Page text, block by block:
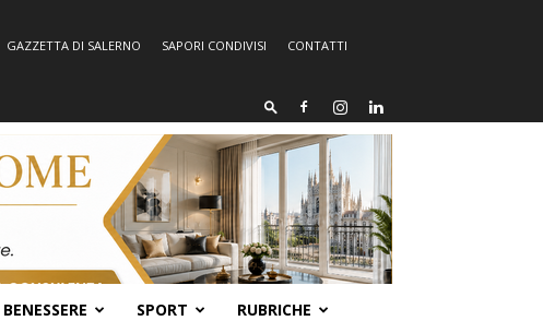
GAZZETTA DI SALERNO SAPORI CONDIVISI
CONTATTI
SPORT RUBRICHE